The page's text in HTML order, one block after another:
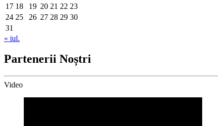
17 18 19 20 21 22 23
24 25 26 27 28 29 30
31
« iul.
Partenerii Noștri
Video